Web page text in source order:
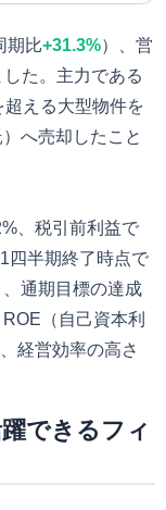
期比+31.3%）、営
した。主力である
超える大型物件を
へ売却したこと
、税引前利益で
四半期終了時点で
通期目標の達成
（自己資本利
経営効率の高さ
できるフィ